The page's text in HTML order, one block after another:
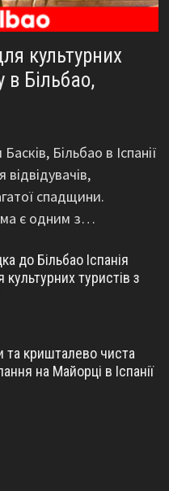
культурних
в Більбао,
Більбао в Іспанії
спадщини.
є одним з…
до Більбао Іспанія
туристів з
та кришталево чиста
на Майорці в Іспанії